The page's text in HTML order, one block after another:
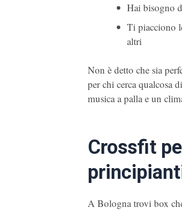
Hai bisogno
Ti piacciono
altri
Non è detto che sia
per chi cerca qualcosa
musica a palla e un
Crossfit
A Bologna trovi box